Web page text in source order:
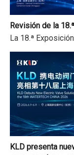
La 18.ª
-INVITACIÓN-